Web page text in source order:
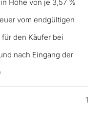
Höhe von je 3,57 %
vom endgültigen
den Käufer bei
nach Eingang der
1